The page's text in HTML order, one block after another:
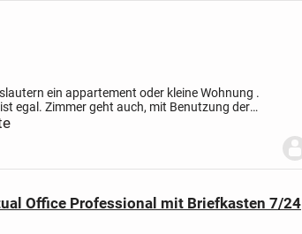
ein appartement oder kleine Wohnung .
egal. Zimmer geht auch, mit Benutzung der
Office Professional mit Briefkasten 7/24